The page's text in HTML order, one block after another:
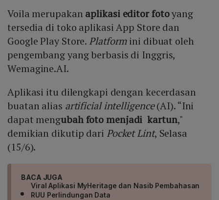
Voila merupakan aplikasi editor fotoyang
tersedia di toko aplikasi App Store dan
Google Play Store. Platformini dibuat oleh
pengembang yang berbasis di Inggris,
Wemagine.AI.
Aplikasi itu dilengkapi dengan kecerdasan
buatan alias artificial intelligence(AI). “Ini
dapat mengubah foto menjadi kartun,"
demikian dikutip dari Pocket Lint, Selasa
(15/6).
BACA JUGA
Viral Aplikasi MyHeritage dan Nasib Pembahasan
RUU Perlindungan Data